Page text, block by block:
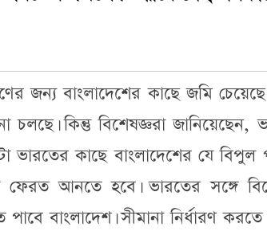
জন্য বাংলাদেশের কাছে জমি
কিন্তু বিশেষজ্ঞরা জানিয়েছেন,
ভারতের কাছে বাংলাদেশের যে বিপুল
আনতে হবে। ভারতের সঙ্গে
বাংলাদেশ। সীমানা নির্ধারণ করতে